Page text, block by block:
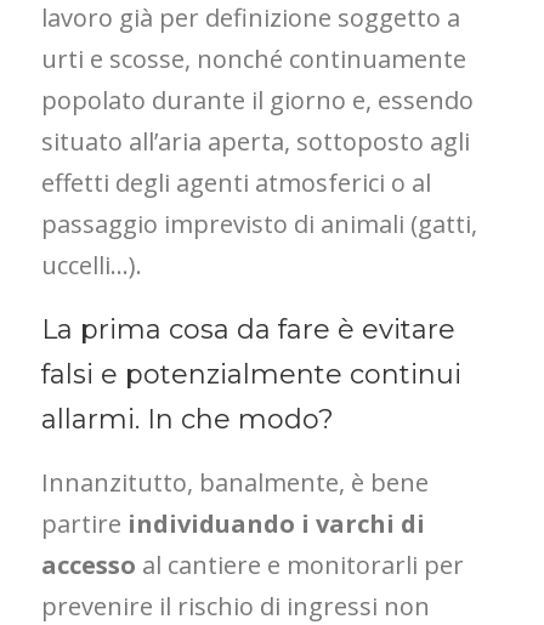
lavoro già per definizione soggetto a
urti e scosse, nonché continuamente
popolato durante il giorno e, essendo
situato all’aria aperta, sottoposto agli
effetti degli agenti atmosferici o al
passaggio imprevisto di animali (gatti,
uccelli…).
La prima cosa da fare è evitare
falsi e potenzialmente continui
allarmi. In che modo?
Innanzitutto, banalmente, è bene
partire individuando i varchi di
accesso al cantiere e monitorarli per
prevenire il rischio di ingressi non